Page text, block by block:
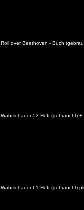
Roll over Beethoven - Buch
Wahrschauer 53 Heft (gebraucht) +
Wahrschauer 61 Heft (gebraucht)